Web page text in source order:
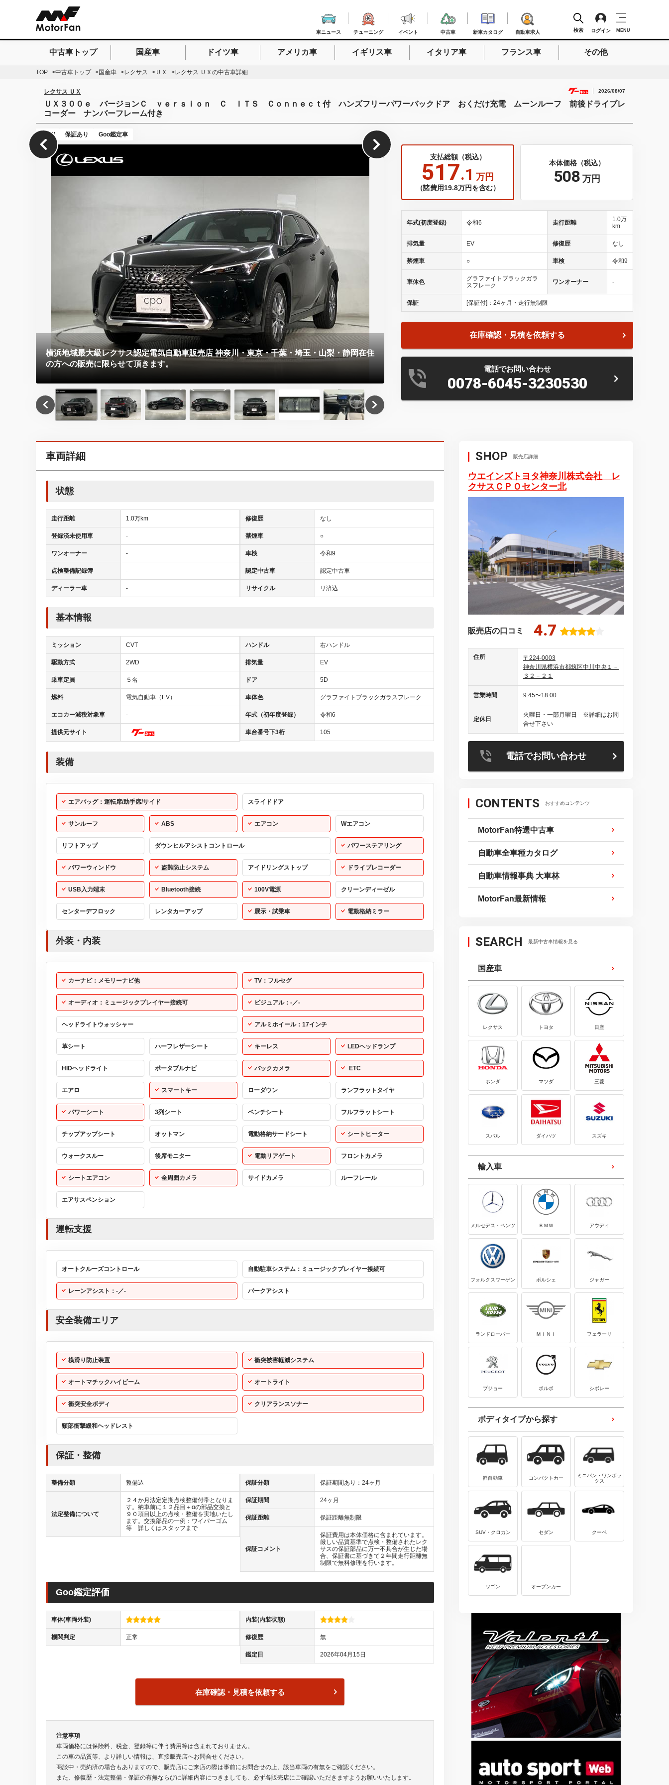
車ニュース チューニング イベント 中古車 新車カタログ 自動車求人 検索 ログイン MENU
検索したいキーワードを入力
中古車トップ 国産車 ドイツ車 アメリカ車 イギリス車 イタリア車 フランス車 その他
TOP 中古車トップ 国産車 レクサス ＵＸ レクサス ＵＸの中古車詳細
レクサス ＵＸ 2026/08/07
ＵＸ３００ｅ バージョンＣ ｖｅｒｓｉｏｎ Ｃ ＩＴＳ Ｃｏｎｎｅｃｔ付 ハンズフリーパワーバックドア おくだけ充電 ムーンルーフ 前後ドライブレ
コーダー ナンバーフレーム付き
NEW 保証あり Goo鑑定車
横浜地域最大級レクサス認定電気自動車販売店 神奈川・東京・千葉・埼玉・山梨・静岡在住
の方への販売に限らせて頂きます。
ルマを取り揃えておりますので、ぜひご覧ください。
30
支払総額（税込）
517.1 万円
（諸費用19.8万円を含む）
本体価格（税込）
508 万円
年式(初度登録) 令和6 走行距離
1.0万
km
排気量 EV 修復歴 なし
禁煙車 ○ 車検 令和9
車体色
グラファイトブラックガラ
スフレーク
ワンオーナー -
保証 [保証付]：24ヶ月・走行無制限
在庫確認・見積を依頼する
電話でお問い合わせ
0078-6045-3230530
車両詳細
状態
走行距離 1.0万km
登録済未使用車 -
ワンオーナー -
点検整備記録簿 -
ディーラー車 -
修復歴 なし
禁煙車 ○
車検 令和9
認定中古車 認定中古車
リサイクル リ済込
基本情報
ミッション CVT
駆動方式 2WD
乗車定員 ５名
燃料 電気自動車（EV）
エコカー減税対象車 -
提供元サイト
ハンドル 右ハンドル
排気量 EV
ドア 5D
車体色 グラファイトブラックガラスフレーク
年式（初年度登録） 令和6
車台番号下3桁 105
装備
エアバッグ：運転席/助手席/サイド スライドドア
サンルーフ ABS エアコン Wエアコン
リフトアップ ダウンヒルアシストコントロール パワーステアリング
パワーウィンドウ 盗難防止システム アイドリングストップ ドライブレコーダー
USB入力端末 Bluetooth接続 100V電源 クリーンディーゼル
センターデフロック レンタカーアップ 展示・試乗車 電動格納ミラー
外装・内装
カーナビ：メモリーナビ他 TV：フルセグ
オーディオ：ミュージックプレイヤー接続可 ビジュアル：-／-
ヘッドライトウォッシャー アルミホイール：17インチ
革シート ハーフレザーシート キーレス LEDヘッドランプ
HIDヘッドライト ポータブルナビ バックカメラ ETC
エアロ スマートキー ローダウン ランフラットタイヤ
パワーシート 3列シート ベンチシート フルフラットシート
チップアップシート オットマン 電動格納サードシート シートヒーター
ウォークスルー 後席モニター 電動リアゲート フロントカメラ
シートエアコン 全周囲カメラ サイドカメラ ルーフレール
エアサスペンション
運転支援
オートクルーズコントロール 自動駐車システム：ミュージックプレイヤー接続可
レーンアシスト：-／- パークアシスト
安全装備エリア
横滑り防止装置 衝突被害軽減システム
オートマチックハイビーム オートライト
衝突安全ボディ クリアランスソナー
頸部衝撃緩和ヘッドレスト
保証・整備
整備分類 整備込
法定整備について
２４か月法定定期点検整備付帯となりま
す。納車前に１２品目＋αの部品交換と
９０項目以上の点検・整備を実地いたし
ます。交換部品の一例：ワイパーゴム
等 詳しくはスタッフまで
保証分類 保証期間あり：24ヶ月
保証期間 24ヶ月
保証距離 保証距離無制限
保証コメント
保証費用は本体価格に含まれています。
厳しい品質基準で点検・整備されたレク
サスの保証部品に万一不具合が生じた場
合、保証書に基づきて２年間走行距離無
制限で無料修理を行います。
Goo鑑定評価
車体(車両外装)
機関判定 正常
内装(内装状態)
修復歴 無
鑑定日 2026年04月15日
在庫確認・見積を依頼する
注意事項
車両価格には保険料、税金、登録等に伴う費用等は含まれておりません。
この車の品質等、より詳しい情報は、直接販売店へお問合せください。
商談中・売約済の場合もありますので、販売店にご来店の際は事前にお問合せの上、該当車両の有無をご確認ください。
また、修復歴・法定整備・保証の有無ならびに詳細内容につきましても、必ず各販売店にご確認いただきますようお願いいたします。
SHOP 販売店詳細
ウエインズトヨタ神奈川株式会社 レ
クサスＣＰＯセンター北
販売店の口コミ 4.7
住所
〒224-0003
神奈川県横浜市都筑区中川中央１－
３２－２１
営業時間 9:45〜18:00
定休日
火曜日・一部月曜日 ※詳細はお問
合せ下さい
電話でお問い合わせ
CONTENTS おすすめコンテンツ
MotorFan特選中古車
自動車全車種カタログ
自動車情報事典 大車林
MotorFan最新情報
SEARCH 最新中古車情報を見る
国産車
レクサス トヨタ 日産
ホンダ マツダ 三菱
スバル ダイハツ スズキ
輸入車
メルセデス・ベンツ ＢＭＷ アウディ
フォルクスワーゲン ポルシェ ジャガー
ランドローバー ＭＩＮＩ フェラーリ
プジョー ボルボ シボレー
ボディタイプから探す
軽自動車 コンパクトカー
ミニバン・ワンボッ
クス
SUV・クロカン セダン クーペ
ワゴン オープンカー